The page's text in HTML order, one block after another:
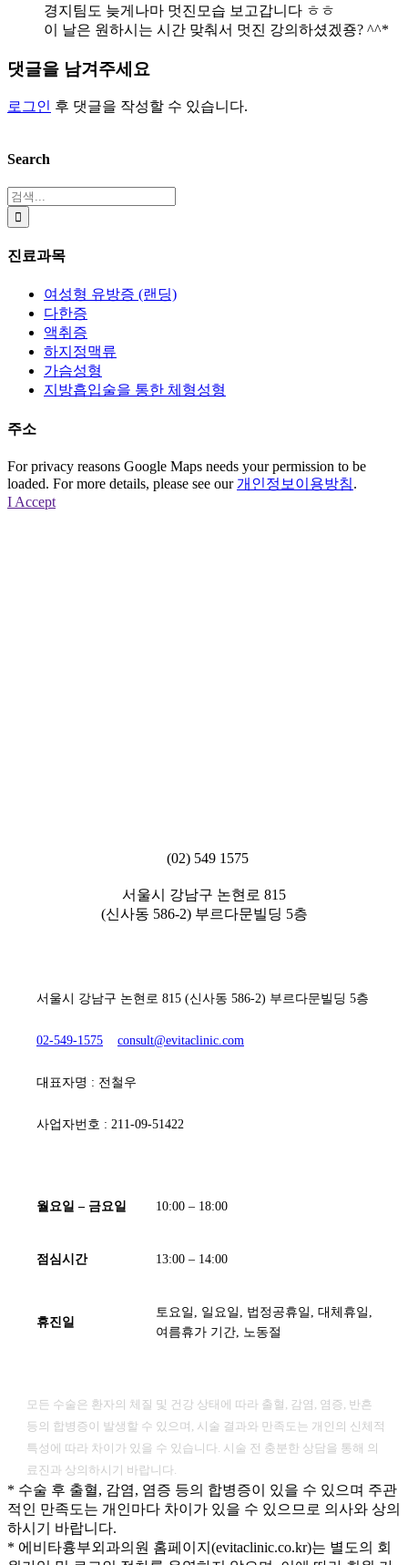
경지팀도 늦게나마 멋진모습 보고갑니다 ㅎㅎ
이 날은 원하시는 시간 맞춰서 멋진 강의하셨겠죵? ^^*
댓글을 남겨주세요
로그인 후 댓글을 작성할 수 있습니다.
Search
검
색:
진료과목
여성형 유방증 (랜딩)
다한증
액취증
하지정맥류
가슴성형
지방흡입술을 통한 체형성형
주소
For privacy reasons Google Maps needs your permission to be
loaded. For more details, please see our개인정보이용방침.
I Accept
(02) 549 1575
서울시 강남구 논현로 815
(신사동 586-2) 부르다문빌딩 5층
서울시 강남구 논현로 815 (신사동 586-2) 부르다문빌딩 5층
02-549-1575 consult@evitaclinic.com
대표자명 : 전철우
사업자번호 : 211-09-51422
월요일 – 금요일 10:00 – 18:00
점심시간 13:00 – 14:00
휴진일
토요일, 일요일, 법정공휴일, 대체휴일,
여름휴가 기간, 노동절
모든 수술은 환자의 체질 및 건강 상태에 따라 출혈, 감염, 염증, 반흔
등의 합병증이 발생할 수 있으며, 시술 결과와 만족도는 개인의 신체적
특성에 따라 차이가 있을 수 있습니다. 시술 전 충분한 상담을 통해 의
료진과 상의하시기 바랍니다.
* 수술 후 출혈, 감염, 염증 등의 합병증이 있을 수 있으며 주관
적인 만족도는 개인마다 차이가 있을 수 있으므로 의사와 상의
하시기 바랍니다.
* 에비타흉부외과의원 홈페이지(evitaclinic.co.kr)는 별도의 회